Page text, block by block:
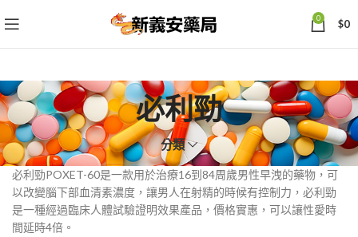
0 $0
必利勁
分類
必利勁POXET-60是一款用於治療16到84周歲男性早洩的藥物，可
以改變腦下部血清素濃度，讓男人在射精的時候有控制力，必利勁
是一種經過臨床人體試驗證明效果產品，價格實惠，可以讓性愛時
間延時4倍。